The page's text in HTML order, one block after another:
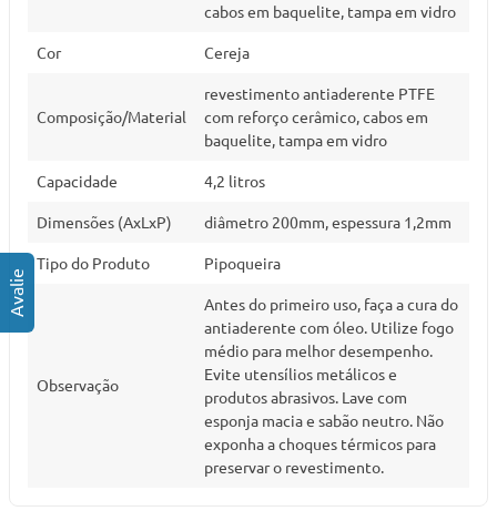
cabos em baquelite, tampa em vidro
Cor Cereja
Composição/Material
revestimento antiaderente PTFE
com reforço cerâmico, cabos em
baquelite, tampa em vidro
Capacidade 4,2 litros
Dimensões (AxLxP) diâmetro 200mm, espessura 1,2mm
Tipo do Produto Pipoqueira
Observação
Antes do primeiro uso, faça a cura do
antiaderente com óleo. Utilize fogo
médio para melhor desempenho.
Evite utensílios metálicos e
produtos abrasivos. Lave com
esponja macia e sabão neutro. Não
exponha a choques térmicos para
preservar o revestimento.